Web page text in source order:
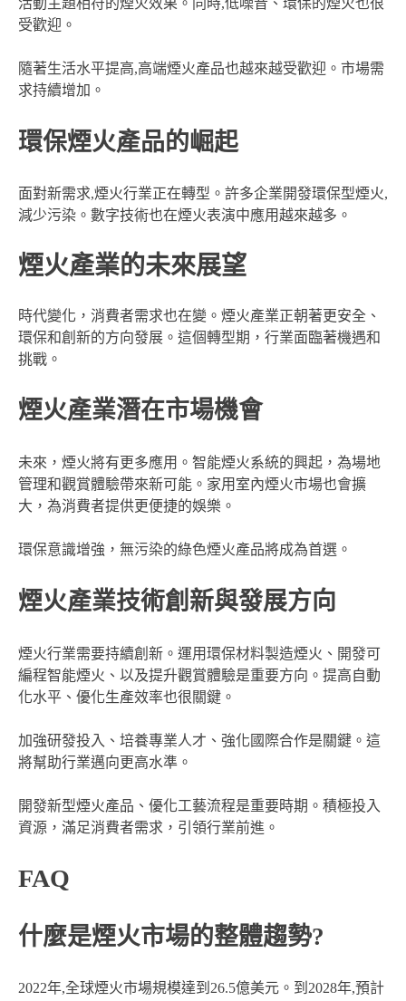
受歡迎。
隨著生活水平提高,高端煙火產品也越來越受歡迎。市場需
求持續增加。
環保煙火產品的崛起
面對新需求,煙火行業正在轉型。許多企業開發環保型煙火,
減少污染。數字技術也在煙火表演中應用越來越多。
煙火產業的未來展望
時代變化，消費者需求也在變。煙火產業正朝著更安全、
環保和創新的方向發展。這個轉型期，行業面臨著機遇和
挑戰。
煙火產業潛在市場機會
未來，煙火將有更多應用。智能煙火系統的興起，為場地
管理和觀賞體驗帶來新可能。家用室內煙火市場也會擴
大，為消費者提供更便捷的娛樂。
環保意識增強，無污染的綠色煙火產品將成為首選。
煙火產業技術創新與發展方向
煙火行業需要持續創新。運用環保材料製造煙火、開發可
編程智能煙火、以及提升觀賞體驗是重要方向。提高自動
化水平、優化生產效率也很關鍵。
加強研發投入、培養專業人才、強化國際合作是關鍵。這
將幫助行業邁向更高水準。
開發新型煙火產品、優化工藝流程是重要時期。積極投入
資源，滿足消費者需求，引領行業前進。
FAQ
什麼是煙火市場的整體趨勢?
2022年,全球煙火市場規模達到26.5億美元。到2028年,預計